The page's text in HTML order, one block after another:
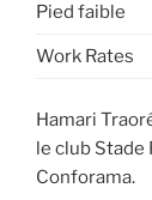
Pied faible
Work Rates
Hamari
le club Stade
Conforama.